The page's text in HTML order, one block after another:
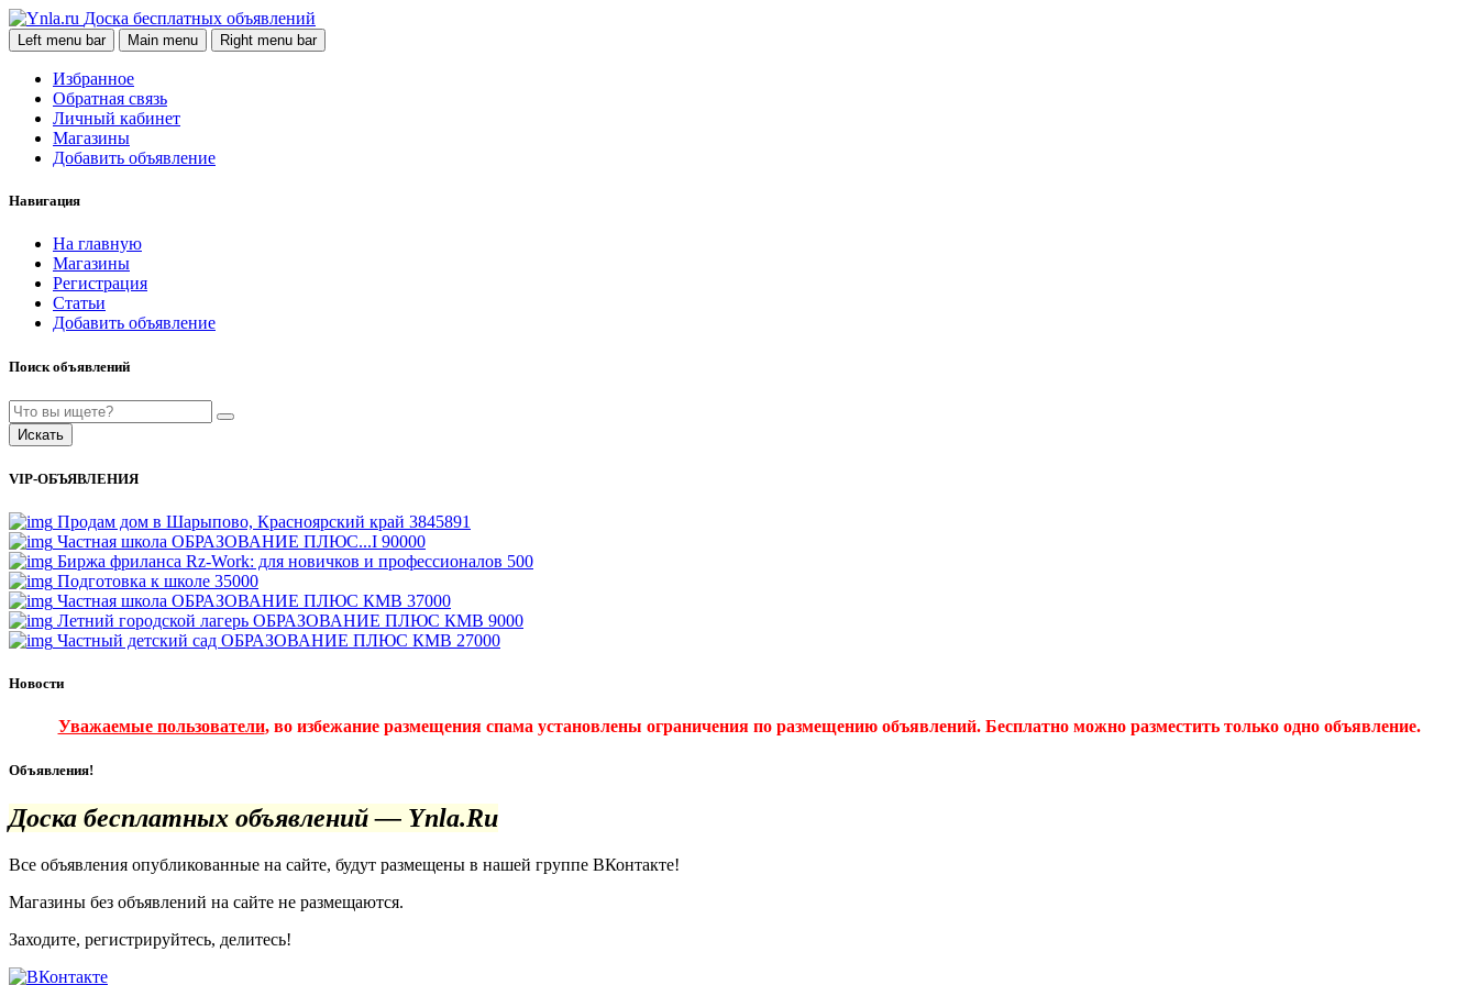
Доска бесплатных объявлений
Left menu bar Main menu Right menu bar
Избранное
Обратная связь
Личный кабинет
Магазины
Добавить объявление
Навигация
На главную
Магазины
Регистрация
Статьи
Добавить объявление
Поиск объявлений
Искать
VIP-ОБЪЯВЛЕНИЯ
Продам дом в Шарыпово, Красноярский край 3845891
Частная школа ОБРАЗОВАНИЕ ПЛЮС...I 90000
Биржа фриланса Rz-Work: для новичков и профессионалов 500
Подготовка к школе 35000
Частная школа ОБРАЗОВАНИЕ ПЛЮС КМВ 37000
Летний городской лагерь ОБРАЗОВАНИЕ ПЛЮС КМВ 9000
Частный детский сад ОБРАЗОВАНИЕ ПЛЮС КМВ 27000
Новости
Уважаемые пользователи, во избежание размещения спама установлены ограничения по размещению объявлений. Бесплатно можно разместить только одно объявление.
Объявления!
Доска бесплатных объявлений — Ynla.Ru
Все объявления опубликованные на сайте, будут размещены в нашей группе ВКонтакте!
Магазины без объявлений на сайте не размещаются.
Заходите, регистрируйтесь, делитесь!